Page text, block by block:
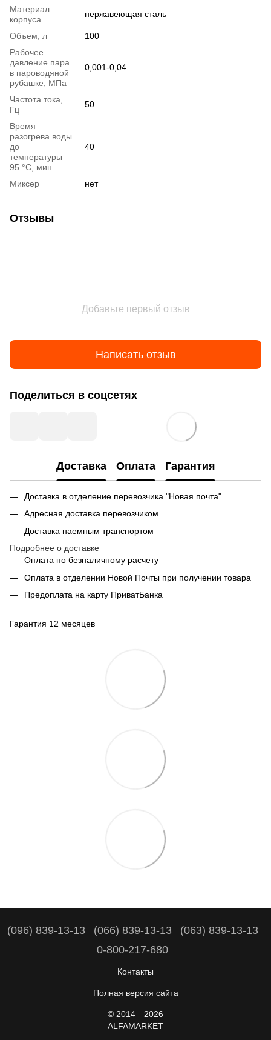
Материал
корпуса
нержавеющая сталь
Объем, л
100
Рабочее
давление пара
в пароводяной
рубашке, МПа
0,001-0,04
Частота тока,
Гц
50
Время
разогрева воды
до
температуры
95 °С, мин
40
Миксер нет
Отзывы
Добавьте первый отзыв
Написать отзыв
Поделиться в соцсетях
Доставка Оплата Гарантия
Доставка в отделение перевозчика "Новая почта".
Адресная доставка перевозчиком
Доставка наемным транспортом
Подробнее о доставке
Оплата по безналичному расчету
Оплата в отделении Новой Почты при получении товара
Предоплата на карту ПриватБанка
Гарантия 12 месяцев
(096) 839-13-13 (066) 839-13-13
(063) 839-13-13
0-800-217-680
Контакты
Полная версия сайта
© 2014—2026
ALFAMARKET